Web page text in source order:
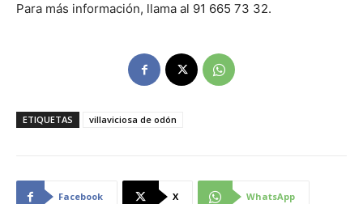
Para más información, llama al 91 665 73 32.
ETIQUETAS villaviciosa de odón
Facebook X WhatsApp